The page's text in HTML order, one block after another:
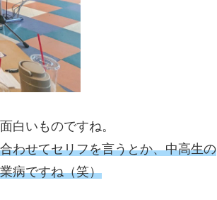
白いものですね。
わせてセリフを言うとか、中高生の
病ですね（笑）